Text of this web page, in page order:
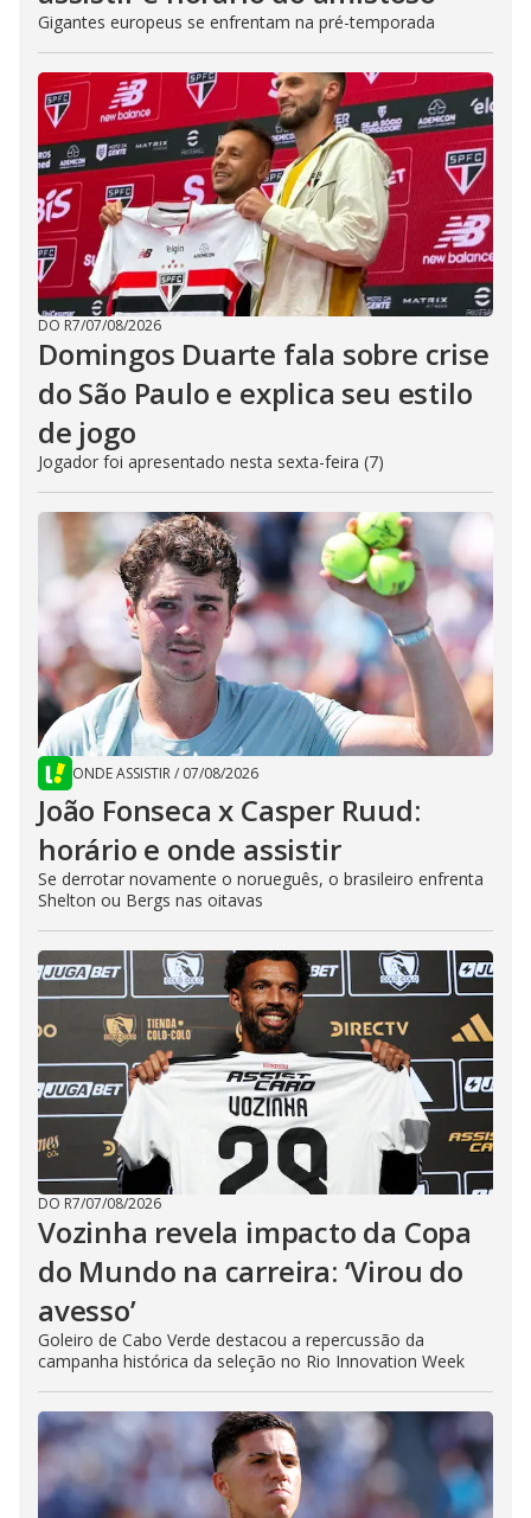
Gigantes europeus se enfrentam na pré-temporada
DO R7/07/08/2026
Domingos Duarte fala sobre crise
do São Paulo e explica seu estilo
de jogo
Jogador foi apresentado nesta sexta-feira (7)
ONDE ASSISTIR/ 07/08/2026
João Fonseca x Casper Ruud:
horário e onde assistir
Se derrotar novamente o norueguês, o brasileiro enfrenta
Shelton ou Bergs nas oitavas
DO R7/07/08/2026
Vozinha revela impacto da Copa
do Mundo na carreira: ‘Virou do
avesso’
Goleiro de Cabo Verde destacou a repercussão da
campanha histórica da seleção no Rio Innovation Week